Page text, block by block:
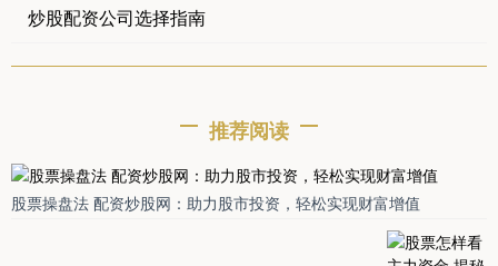
炒股配资公司选择指南
推荐阅读
股票操盘法 配资炒股网：助力股市投资，轻松实现财富增值